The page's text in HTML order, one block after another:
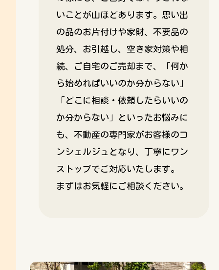
いことが山ほどあります。思い出
の品のお片付けや家財、不要品の
処分、お引越し、空き家対策や相
続、ご自宅のご売却まで、「何か
ら始めればいいのか分からない」
「どこに相談・依頼したらいいの
か分からない」といったお悩みに
も、不動産の専門家がお客様のコ
ンシェルジュとなり、丁寧にワン
ストップでご対応いたします。
まずはお気軽にご相談ください。